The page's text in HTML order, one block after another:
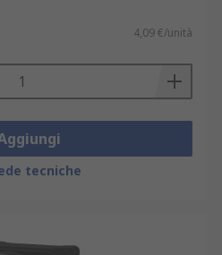
4,09 €/unità
tecniche